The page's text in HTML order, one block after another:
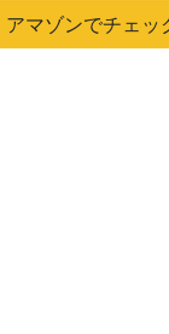
アマゾンでチェッ